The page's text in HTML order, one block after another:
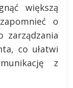
większą
o
zarządzania
co ułatwi
z